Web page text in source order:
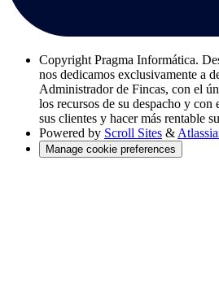
Copyright Pragma Informática.
nos dedicamos exclusivamente a
Administrador de Fincas, con el
los recursos de su despacho y
sus clientes y hacer más rentable
Powered by Scroll Sites &
Manage cookie preferences